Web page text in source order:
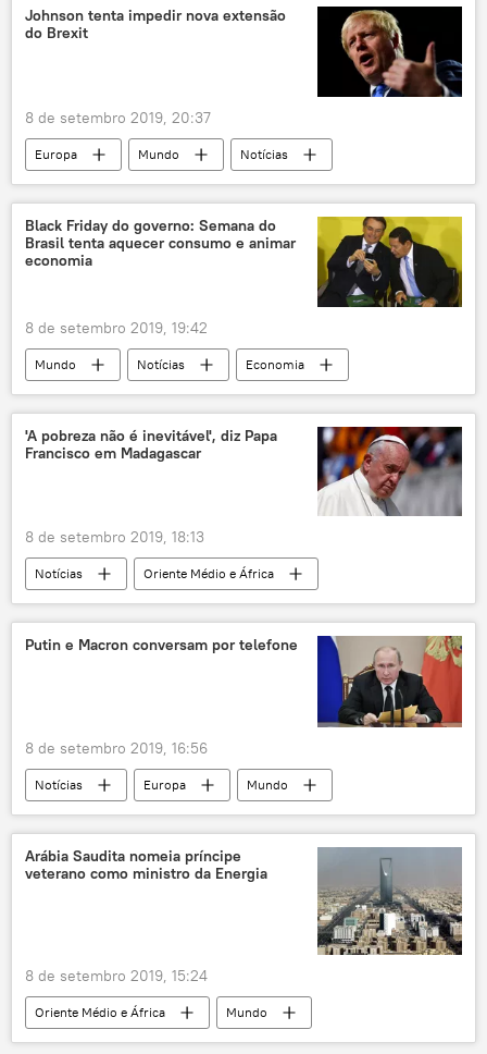
telefonia móvel
celulares conexão
Johnson tenta impedir nova extensão
do Brexit
8 de setembro 2019, 20:37
Europa Mundo
Notícias
Boris Johnson
Brexit
Black Friday do governo: Semana do
Brasil tenta aquecer consumo e animar
economia
8 de setembro 2019, 19:42
Mundo Notícias
Economia
Notícias do Brasil
Jair Bolsonaro
'A pobreza não é inevitável', diz Papa
Francisco em Madagascar
8 de setembro 2019, 18:13
Notícias
Oriente Médio e África
Mundo
Europa
Madagascar
papa Francisco
Putin e Macron conversam por telefone
8 de setembro 2019, 16:56
Notícias Europa
Mundo
Rússia
Emmanuel Macron
França
Vladimir Putin
Arábia Saudita nomeia príncipe
veterano como ministro da Energia
8 de setembro 2019, 15:24
Oriente Médio e África
Mundo
Notícias
Mohammed bin Salman